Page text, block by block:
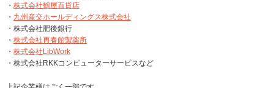
・ 株式会社鶴屋百貨店
・ 九州産交ホールディングス株式会社
・株式会社肥後銀行
・ 株式会社再春館製薬所
・ 株式会社LibWork
・株式会社RKKコンピューターサービスなど